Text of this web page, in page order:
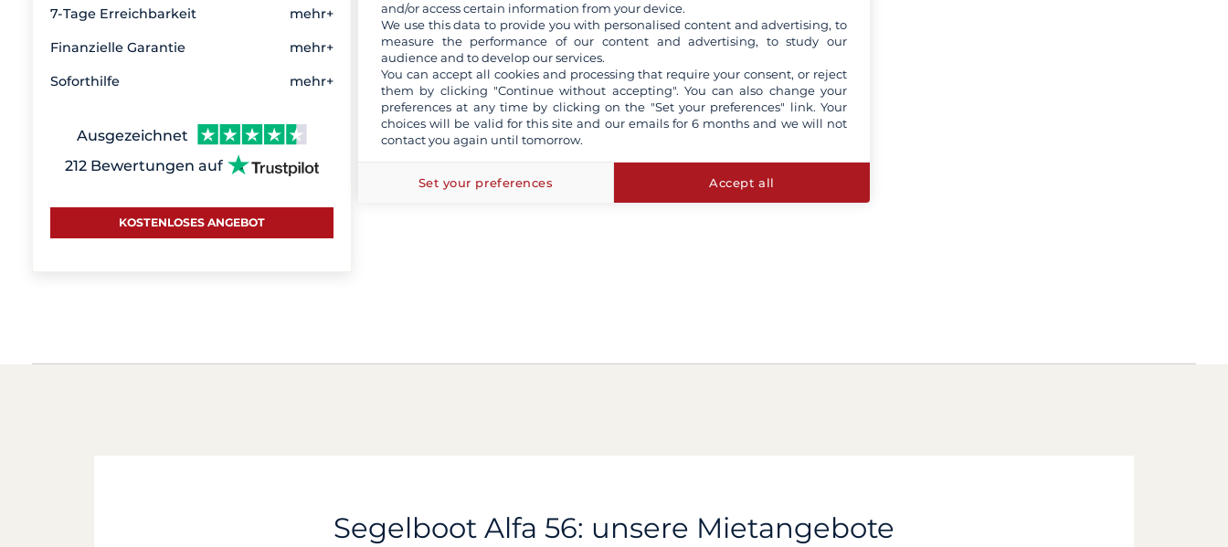
7-Tage Erreichbarkeit mehr+
Finanzielle Garantie mehr+
Soforthilfe mehr+
Ausgezeichnet
212 Bewertungen auf
KOSTENLOSES ANGEBOT
Segelboot Alfa 56: unsere Mietangebote
and/or access certain information from your device.
We use this data to provide you with personalised content and advertising, to
measure the performance of our content and advertising, to study our
audience and to develop our services.
You can accept all cookies and processing that require your consent, or reject
them by clicking "Continue without accepting". You can also change your
preferences at any time by clicking on the "Set your preferences" link. Your
choices will be valid for this site and our emails for 6 months and we will not
contact you again until tomorrow.
Set your preferences Accept all